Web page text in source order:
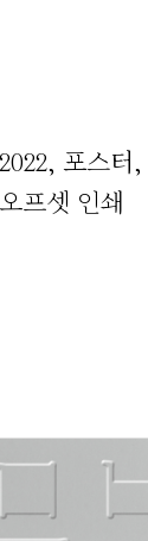
2022, 포스터 ,
오프셋 인쇄